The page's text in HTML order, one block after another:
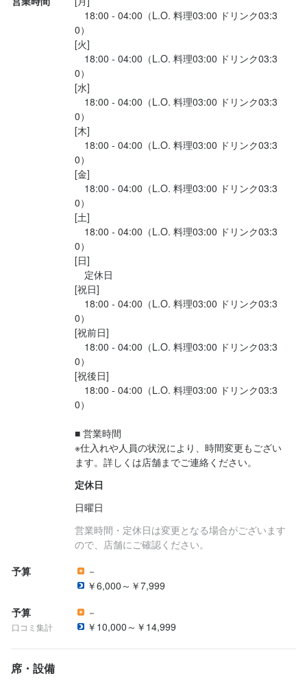
・大トロカルビ
サシがしっかり入ったカルビは、焼くと脂がジュワッと溢れ出
し、口の中でとろける旨さ。
18:00 - 04:00（L.O. 料理03:00 ドリンク03:3
0）
[火]
18:00 - 04:00（L.O. 料理03:00 ドリンク03:3
0）
[水]
18:00 - 04:00（L.O. 料理03:00 ドリンク03:3
0）
[木]
18:00 - 04:00（L.O. 料理03:00 ドリンク03:3
0）
[金]
18:00 - 04:00（L.O. 料理03:00 ドリンク03:3
0）
[土]
18:00 - 04:00（L.O. 料理03:00 ドリンク03:3
0）
[日]
定休日
[祝日]
18:00 - 04:00（L.O. 料理03:00 ドリンク03:3
0）
[祝前日]
18:00 - 04:00（L.O. 料理03:00 ドリンク03:3
0）
[祝後日]
18:00 - 04:00（L.O. 料理03:00 ドリンク03:3
0）
■ 営業時間
※仕入れや人員の状況により、時間変更もござい
ます。詳しくは店舗までご連絡ください。
定休日
日曜日
営業時間・定休日は変更となる場合がございます
ので、店舗にご確認ください。
予算
－
￥6,000～￥7,999
予算
口コミ集計
－
￥10,000～￥14,999
席・設備